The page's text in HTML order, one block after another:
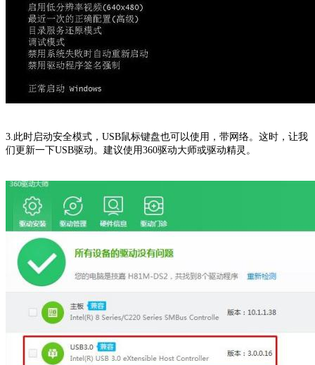
3.此时启动安全模式，USB鼠标键盘也可以使用，带网络。这时，让我
们更新一下USB驱动。建议使用360驱动大师或驱动精灵。